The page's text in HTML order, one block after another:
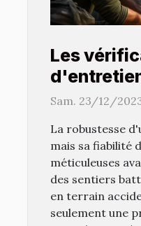
Les
chaque
Sam. 23/12/
La robustesse
mais sa fiabilité
méticuleuses
des sentiers
en terrain
seulement une